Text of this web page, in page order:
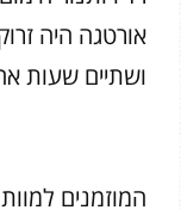
אורטגה היה
ושתיים שעות
המוזמנים למוות